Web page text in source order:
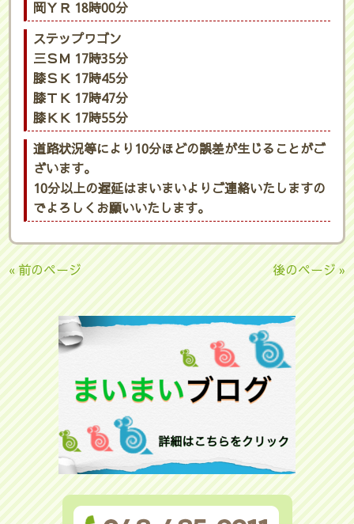
岡ＹＲ 18時00分
ステップワゴン
三ＳＭ 17時35分
膝ＳＫ 17時45分
膝ＴＫ 17時47分
膝ＫＫ 17時55分
道路状況等により10分ほどの誤差が生じることがご
ざいます。
10分以上の遅延はまいまいよりご連絡いたしますの
でよろしくお願いいたします。
« 前のページ 後のページ »